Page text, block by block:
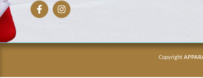
Copyright